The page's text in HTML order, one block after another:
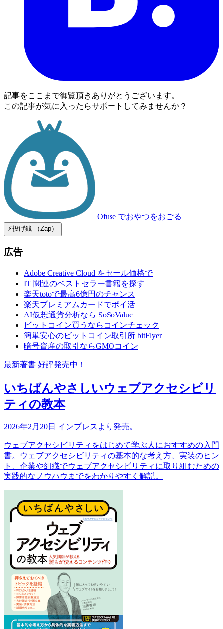
記事をここまで御覧頂きありがとうございます。
この記事が気に入ったらサポートしてみませんか？
Ofuse でおやつをおごる
⚡️投げ銭 （Zap）
広告
Adobe Creative Cloud をセール価格で
IT 関連のベストセラー書籍を探す
楽天totoで最高6億円のチャンス
楽天プレミアムカードでポイ活
AI仮想通貨分析なら SoSoValue
ビットコイン買うならコインチェック
簡単安心のビットコイン取引所 bitFlyer
暗号資産の取引ならGMOコイン
最新著書 好評発売中！
いちばんやさしいウェブアクセシビリ
ティの教本
2026年2月20日 インプレスより発売。
ウェブアクセシビリティをはじめて学ぶ人におすすめの入門
書。ウェブアクセシビリティの基本的な考え方、実装のヒン
ト、企業や組織でウェブアクセシビリティに取り組むための
実践的なノウハウまでをわかりやすく解説。